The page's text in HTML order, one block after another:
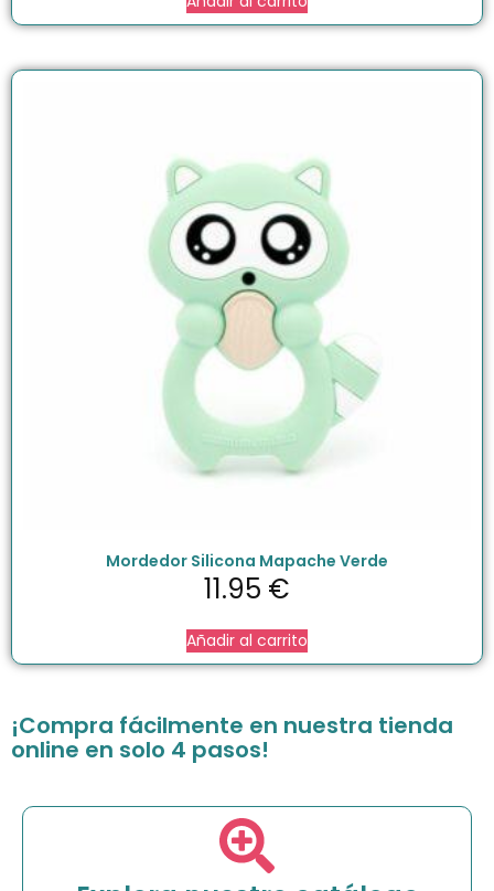
Mordedor Silicona Mapache Verde
11.95 €
Añadir al carrito
¡Compra fácilmente en nuestra tienda
online en solo 4 pasos!